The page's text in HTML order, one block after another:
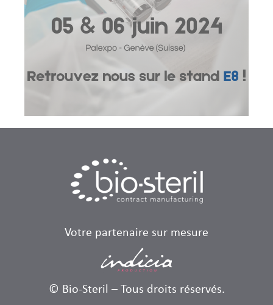
Votre partenaire sur mesure
© Bio-Steril – Tous droits réservés.